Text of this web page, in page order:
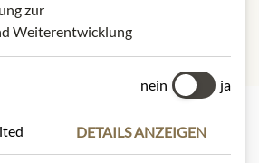
zur
Weiterentwicklung
nein ja
DETAILS ANZEIGEN